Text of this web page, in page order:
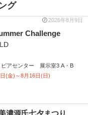
グ
2026年8月9日
Challenge
ピアセンター 展示室3 A・B
(金)～8月16日(日)